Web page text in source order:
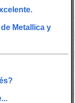
Metallica y